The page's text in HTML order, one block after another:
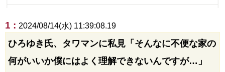
1 : 2024/08/14(水) 11:39:08.19
ひろゆき氏、タワマンに私見「そんなに不便な家の
何がいいか僕にはよく理解できないんですが…」